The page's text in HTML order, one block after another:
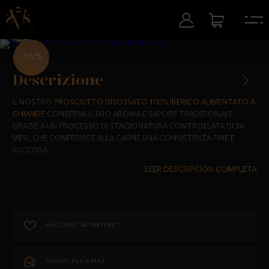
-15%
Descrizione
IL NOSTRO PROSCIUTTO DISOSSATO 100% IBERICO ALIMENTATO A
GHIANDE CONSERVA IL SUO AROMA E SAPORE TRADIZIONALE
GRAZIE A UN PROCESSO DI STAGIONATURA CONTROLLATA DI 36
MESI, CHE CONFERISCE ALLA CARNE UNA CONSISTENZA FINE E
SUCCOSA.
PROVENIENTE DA MAIALI IBERICI ALLEVATI IN LIBERTÀ NEI PASCOLI E
UN ABBINAMENTO PERFETTO PER IL QUOTIDIANO CHE CONTIENE IL
ROUTINE.
AGGIUNGI AI PREFERITI
INVIARE PER E-MAIL